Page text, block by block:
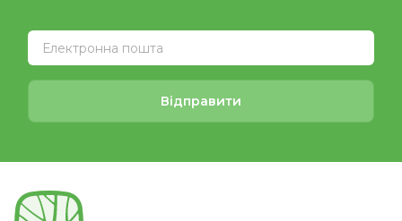
Відправити